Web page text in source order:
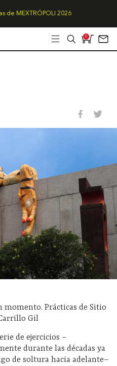
de MEXTRÓPOLI 2026
0
momento. Prácticas de Sitio
Gil
de ejercicios –
durante las décadas ya
de soltura hacia adelante–